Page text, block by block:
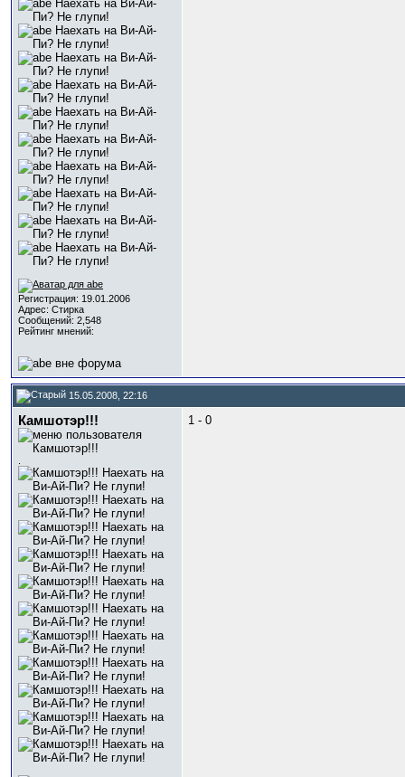
Регистрация: 19.01.2006
Адрес: Стирка
Сообщений: 2,548
Рейтинг мнений:
15.05.2008, 22:16
Камшотэр!!! 1 - 0